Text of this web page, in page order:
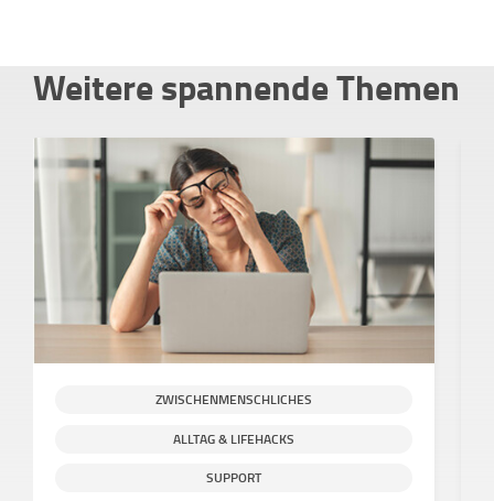
Weitere spannende Themen
ZWISCHENMENSCHLICHES
ALLTAG & LIFEHACKS
SUPPORT